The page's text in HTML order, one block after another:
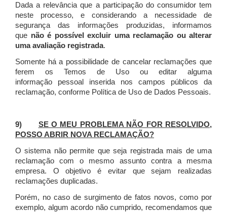
Dada a relevância que a participação do consumidor tem
neste processo, e considerando a necessidade de
segurança das informações produzidas, informamos
que não é possível excluir uma reclamação ou alterar
uma avaliação registrada.
Somente há a possibilidade de cancelar reclamações que
ferem os Temos de Uso ou editar alguma
informação pessoal inserida nos campos públicos da
reclamação, conforme Política de Uso de Dados Pessoais.
9) SE O MEU PROBLEMA NÃO FOR RESOLVIDO,
POSSO ABRIR NOVA RECLAMAÇÃO?
O sistema não permite que seja registrada mais de uma
reclamação com o mesmo assunto contra a mesma
empresa. O objetivo é evitar que sejam realizadas
reclamações duplicadas.
Porém, no caso de surgimento de fatos novos, como por
exemplo, algum acordo não cumprido, recomendamos que